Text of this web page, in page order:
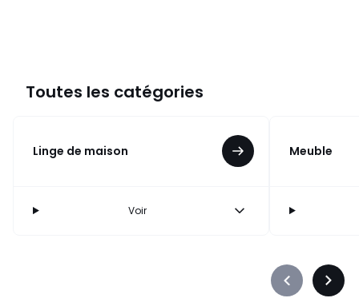
Toutes les catégories
Linge de maison
Voir
Meuble
Précédent